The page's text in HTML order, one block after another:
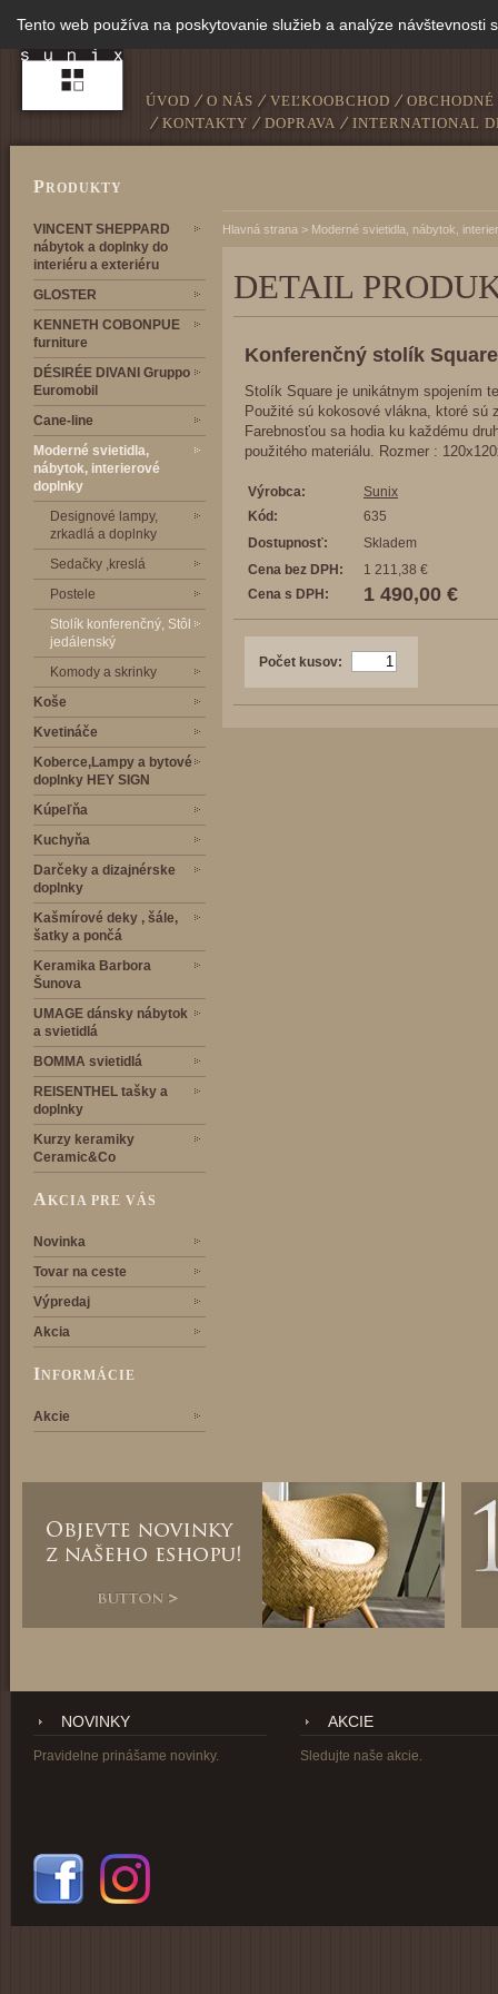
ÚVOD O NÁS VEĽKOOBCHOD
KONTAKTY
DOPRAVA INTERNATIONAL
PRODUKTY
VINCENT SHEPPARD
nábytok a doplnky do
interiéru a exteriéru
GLOSTER
KENNETH COBONPUE
furniture
DÉSIRÉE DIVANI Gruppo
Euromobil
Cane-line
Moderné svietidla,
nábytok, interierové
doplnky
Designové lampy,
zrkadlá a doplnky
Sedačky ,kreslá
Postele
Stolík konferenčný, Stôl
jedálenský
Komody a skrinky
Koše
Kvetináče
Koberce,Lampy a bytové
doplnky HEY SIGN
Kúpeľňa
Kuchyňa
Darčeky a dizajnérske
doplnky
Kašmírové deky , šále,
šatky a pončá
Keramika Barbora
Šunova
UMAGE dánsky nábytok
a svietidlá
BOMMA svietidlá
REISENTHEL tašky a
doplnky
Kurzy keramiky
Ceramic&Co
AKCIA PRE VÁS
Novinka
Tovar na ceste
Výpredaj
Akcia
INFORMÁCIE
Akcie
Hlavná strana > Moderné svietidla, nábytok,
DETAIL
Konferenčný stolík Square
Stolík Square je unikátnym spojením
Použité sú kokosové vlákna, ktoré sú
Farebnosťou sa hodia ku každému
použitého materiálu. Rozmer :
Výrobca:
Sunix
Kód:
635
Dostupnosť:
Skladem
Cena bez DPH:
1 211,38 €
Cena s DPH:
1 490,00 €
Počet kusov:
NOVINKY
Pravidelne prinášame novinky.
AKCIE
Sledujte naše akcie.
Tento web používa na poskytovanie služieb a analýze návštevnosti